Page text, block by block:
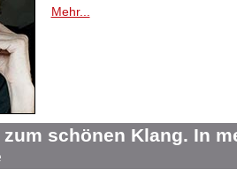
Mehr...
zum schönen Klang. In